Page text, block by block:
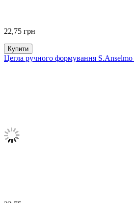
22,75 грн
Купити
Цегла ручного формування